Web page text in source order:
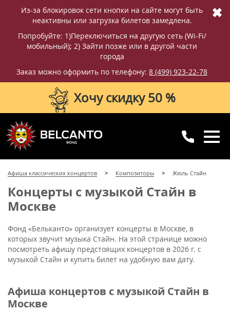
Из-за блокировок сети кнопки на сайте могут быть
неактивны или загрузка билетов замедлена.
Попробуйте: 1)Переключиться на другую сеть (Wi-Fi/
мобильный); 2) Зайти позже или в другой части
города
Заказ можно оформить по телефону: 8 (499) 923-22-78
✖
Хочу скидку 50 %
8 (499) 923-22-78
8 (800) 770-09-71
Афиша классических концертов Композиторы Жюль Стайн
Концерты с музыкой Стайн в
Москве
Фонд «Бельканто» организует концерты в Москве, в
которых звучит музыка Стайн. На этой странице можно
посмотреть афишу предстоящих концертов в 2026 г. с
музыкой Стайн и купить билет на удобную вам дату.
Афиша концертов с музыкой Стайн в
Москве